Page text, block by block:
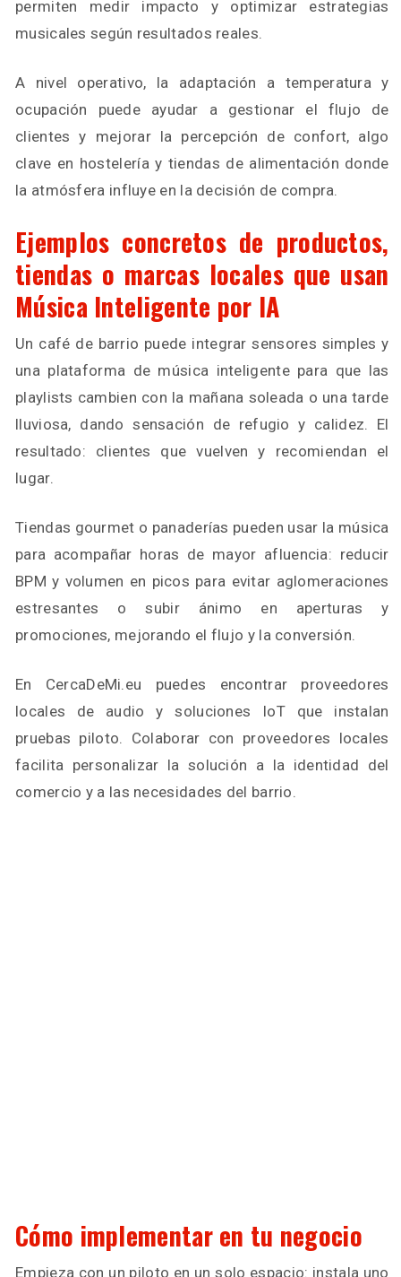
permiten medir impacto y optimizar estrategias
musicales según resultados reales.
A nivel operativo, la adaptación a temperatura y
ocupación puede ayudar a gestionar el flujo de
clientes y mejorar la percepción de confort, algo
clave en hostelería y tiendas de alimentación donde
la atmósfera influye en la decisión de compra.
Ejemplos concretos de productos,
tiendas o marcas locales que usan
Música Inteligente por IA
Un café de barrio puede integrar sensores simples y
una plataforma de música inteligente para que las
playlists cambien con la mañana soleada o una tarde
lluviosa, dando sensación de refugio y calidez. El
resultado: clientes que vuelven y recomiendan el
lugar.
Tiendas gourmet o panaderías pueden usar la música
para acompañar horas de mayor afluencia: reducir
BPM y volumen en picos para evitar aglomeraciones
estresantes o subir ánimo en aperturas y
promociones, mejorando el flujo y la conversión.
En CercaDeMi.eu puedes encontrar proveedores
locales de audio y soluciones IoT que instalan
pruebas piloto. Colaborar con proveedores locales
facilita personalizar la solución a la identidad del
comercio y a las necesidades del barrio.
Cómo implementar en tu negocio
Empieza con un piloto en un solo espacio: instala uno